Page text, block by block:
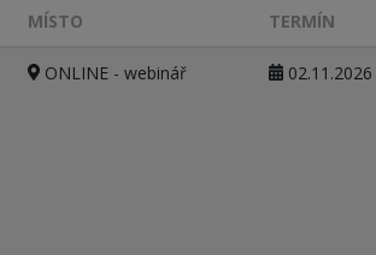
MÍSTO TERMÍN
ONLINE - webinář 02.11.2026